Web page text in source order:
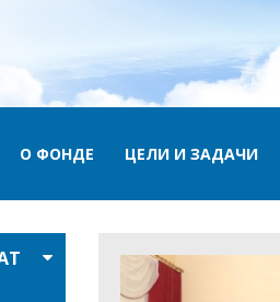
О ФОНДЕ ЦЕЛИ И ЗАДАЧИ